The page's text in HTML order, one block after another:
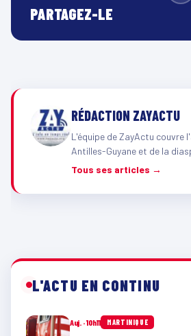
PARTAGEZ-LE
RÉDACTION ZAYACTU
L'équipe de ZayActu couvre
Antilles-Guyane et de la
Tous ses articles →
L'ACTU EN CONTINU
Auj. · 10h11 MARTINIQUE